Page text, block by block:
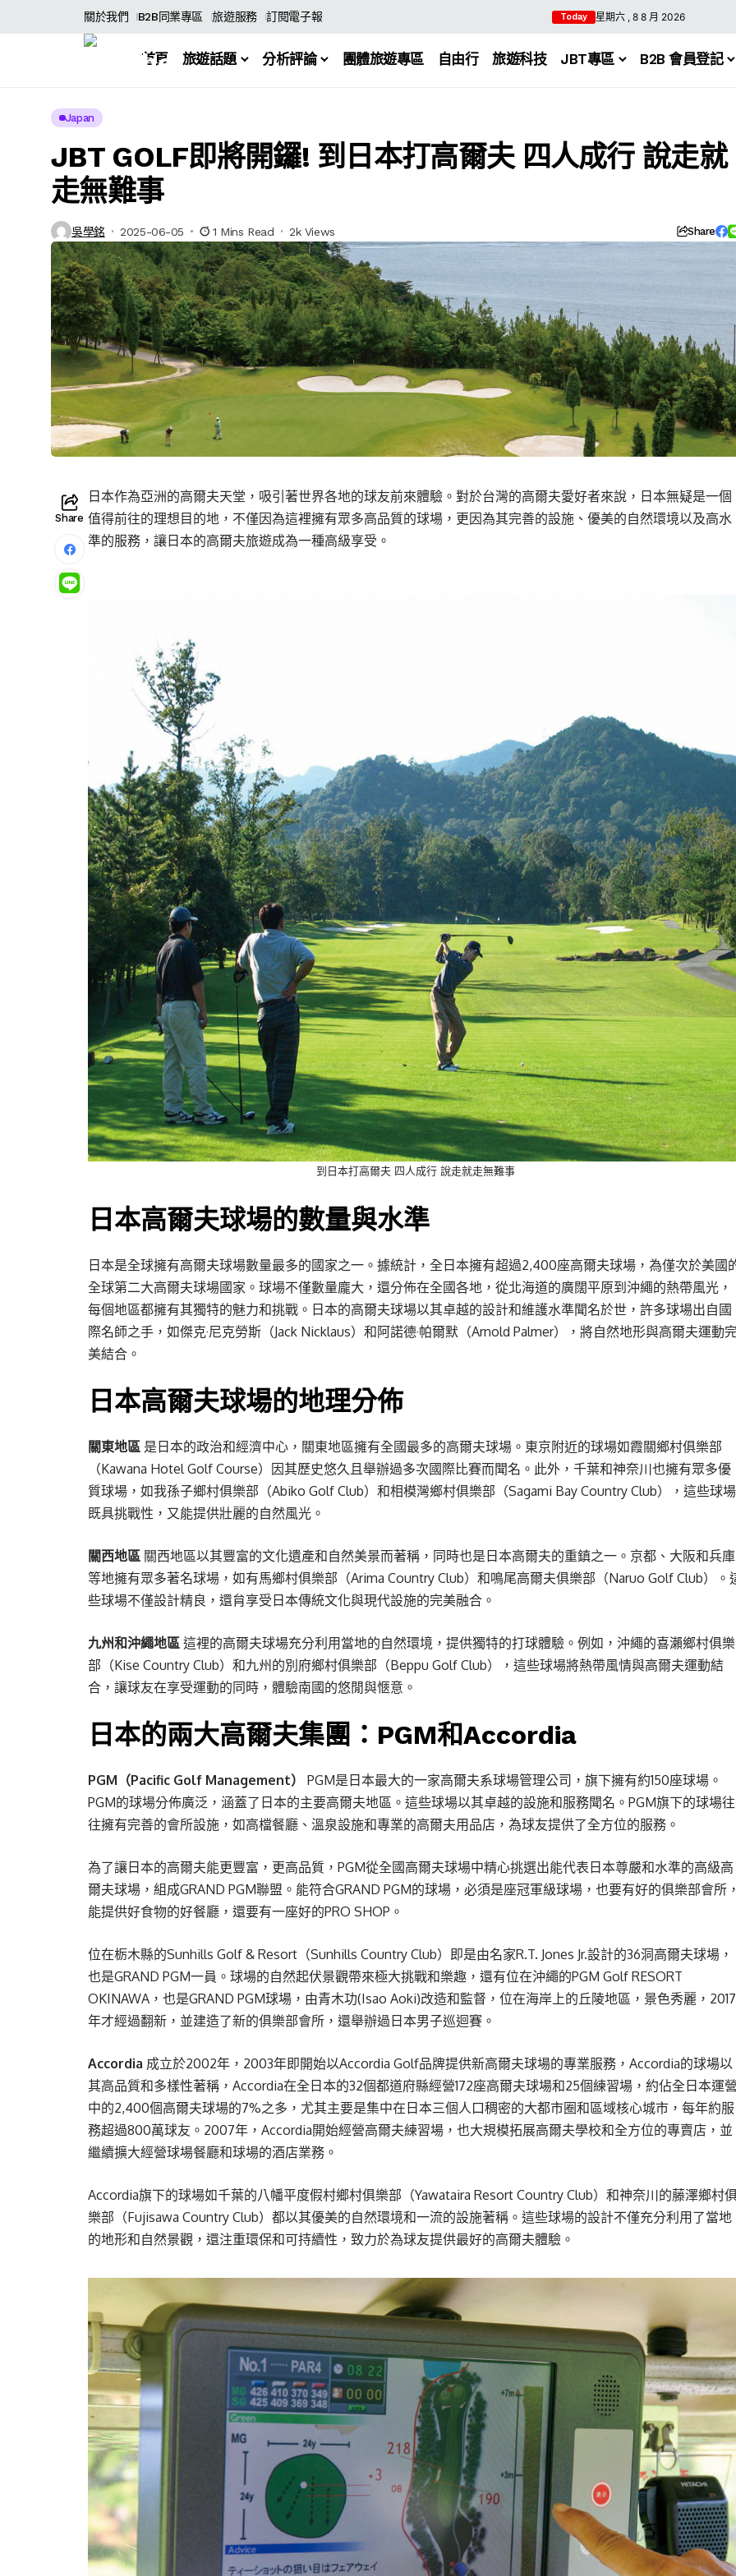
關於我們 B2B同業專區 旅遊服務 訂閱電子報 Today 星期六 , 8 8 月 2026
首頁 旅遊話題 分析評論 團體旅遊專區 自由行 旅遊科技 JBT專區 B2B 會員登記
Japan
JBT GOLF即將開鑼! 到日本打高爾夫 四人成行 說走就
走無難事
吳學銘 2025-06-05 1 Mins Read 2k Views Share
Share
日本作為亞洲的高爾夫天堂，吸引著世界各地的球友前來體驗。對於台灣的高爾夫愛好者來說，日本無疑是一個
值得前往的理想目的地，不僅因為這裡擁有眾多高品質的球場，更因為其完善的設施、優美的自然環境以及高水
準的服務，讓日本的高爾夫旅遊成為一種高級享受。
到日本打高爾夫 四人成行 說走就走無難事
日本高爾夫球場的數量與水準
日本是全球擁有高爾夫球場數量最多的國家之一。據統計，全日本擁有超過2,400座高爾夫球場，為僅次於美國
全球第二大高爾夫球場國家。球場不僅數量龐大，還分佈在全國各地，從北海道的廣闊平原到沖繩的熱帶風光，
每個地區都擁有其獨特的魅力和挑戰。日本的高爾夫球場以其卓越的設計和維護水準聞名於世，許多球場出自國
際名師之手，如傑克·尼克勞斯（Jack Nicklaus）和阿諾德·帕爾默（Arnold Palmer），將自然地形與高爾夫運動
美結合。
日本高爾夫球場的地理分佈
關東地區 是日本的政治和經濟中心，關東地區擁有全國最多的高爾夫球場。東京附近的球場如霞關鄉村俱樂部
（Kawana Hotel Golf Course）因其歷史悠久且舉辦過多次國際比賽而聞名。此外，千葉和神奈川也擁有眾多優
質球場，如我孫子鄉村俱樂部（Abiko Golf Club）和相模灣鄉村俱樂部（Sagami Bay Country Club），這些球場
既具挑戰性，又能提供壯麗的自然風光。
關西地區 關西地區以其豐富的文化遺產和自然美景而著稱，同時也是日本高爾夫的重鎮之一。京都、大阪和兵庫
等地擁有眾多著名球場，如有馬鄉村俱樂部（Arima Country Club）和鳴尾高爾夫俱樂部（Naruo Golf Club）。
些球場不僅設計精良，還䏍享受日本傳統文化與現代設施的完美融合。
九州和沖繩地區 這裡的高爾夫球場充分利用當地的自然環境，提供獨特的打球體驗。例如，沖繩的喜瀨鄉村俱樂
部（Kise Country Club）和九州的別府鄉村俱樂部（Beppu Golf Club），這些球場將熱帶風情與高爾夫運動結
合，讓球友在享受運動的同時，體驗南國的悠閒與愜意。
日本的兩大高爾夫集團：PGM和Accordia
PGM（Pacific Golf Management） PGM是日本最大的一家高爾夫系球場管理公司，旗下擁有約150座球場。
PGM的球場分佈廣泛，涵蓋了日本的主要高爾夫地區。這些球場以其卓越的設施和服務聞名。PGM旗下的球場往
往擁有完善的會所設施，如高檔餐廳、溫泉設施和專業的高爾夫用品店，為球友提供了全方位的服務。
為了讓日本的高爾夫能更豐富，更高品質，PGM從全國高爾夫球場中精心挑選出能代表日本尊嚴和水準的高級高
爾夫球場，組成GRAND PGM聯盟。能符合GRAND PGM的球場，必須是座冠軍級球場，也要有好的俱樂部會所
能提供好食物的好餐廳，還要有一座好的PRO SHOP。
位在栃木縣的Sunhills Golf & Resort（Sunhills Country Club）即是由名家R.T. Jones Jr.設計的36洞高爾夫球場，
也是GRAND PGM一員。球場的自然起伏景觀帶來極大挑戰和樂趣，還有位在沖繩的PGM Golf RESORT
OKINAWA，也是GRAND PGM球場，由青木功(Isao Aoki)改造和監督，位在海岸上的丘陵地區，景色秀麗，2017
年才經過翻新，並建造了新的俱樂部會所，還舉辦過日本男子巡迴賽。
Accordia 成立於2002年，2003年即開始以Accordia Golf品牌提供新高爾夫球場的專業服務，Accordia的球場以
其高品質和多樣性著稱，Accordia在全日本的32個都道府縣經營172座高爾夫球場和25個練習場，約佔全日本運
中的2,400個高爾夫球場的7%之多，尤其主要是集中在日本三個人口稠密的大都市圈和區域核心城市，每年約服
務超過800萬球友。2007年，Accordia開始經營高爾夫練習場，也大規模拓展高爾夫學校和全方位的專賣店，並
繼續擴大經營球場餐廳和球場的酒店業務。
Accordia旗下的球場如千葉的八幡平度假村鄉村俱樂部（Yawataira Resort Country Club）和神奈川的藤澤鄉村
樂部（Fujisawa Country Club）都以其優美的自然環境和一流的設施著稱。這些球場的設計不僅充分利用了當地
的地形和自然景觀，還注重環保和可持續性，致力於為球友提供最好的高爾夫體驗。